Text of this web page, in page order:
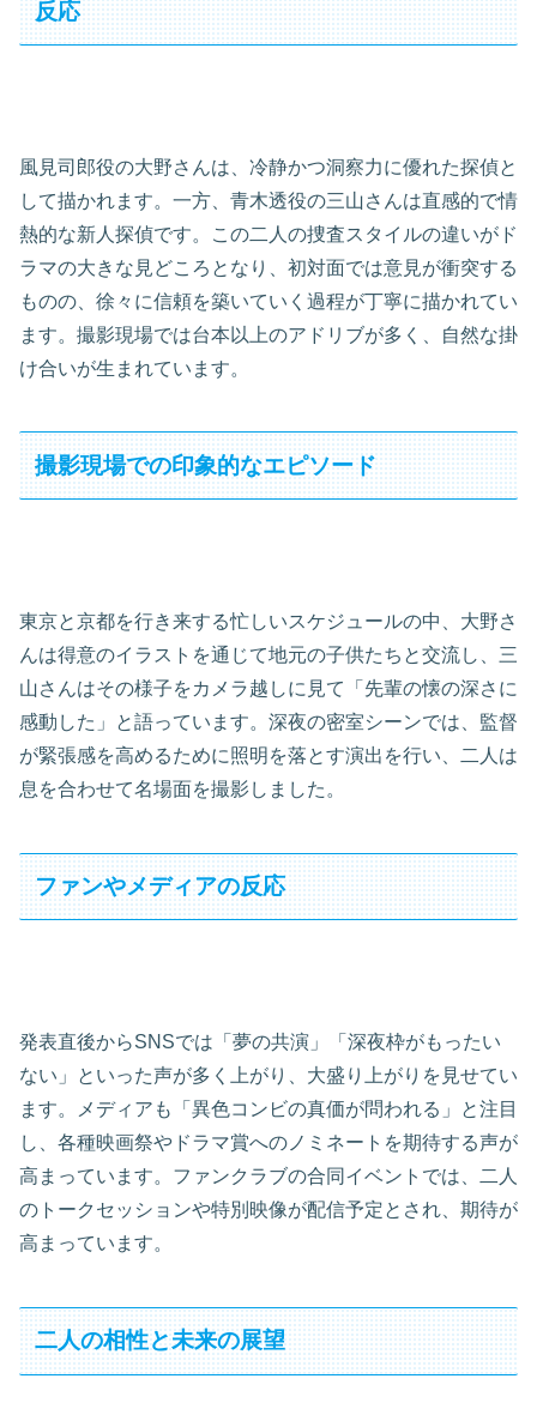
反応
風見司郎役の大野さんは、冷静かつ洞察力に優れた探偵と
して描かれます。一方、青木透役の三山さんは直感的で情
熱的な新人探偵です。この二人の捜査スタイルの違いがド
ラマの大きな見どころとなり、初対面では意見が衝突する
ものの、徐々に信頼を築いていく過程が丁寧に描かれてい
ます。撮影現場では台本以上のアドリブが多く、自然な掛
け合いが生まれています。
撮影現場での印象的なエピソード
東京と京都を行き来する忙しいスケジュールの中、大野さ
んは得意のイラストを通じて地元の子供たちと交流し、三
山さんはその様子をカメラ越しに見て「先輩の懐の深さに
感動した」と語っています。深夜の密室シーンでは、監督
が緊張感を高めるために照明を落とす演出を行い、二人は
息を合わせて名場面を撮影しました。
ファンやメディアの反応
発表直後からSNSでは「夢の共演」「深夜枠がもったい
ない」といった声が多く上がり、大盛り上がりを見せてい
ます。メディアも「異色コンビの真価が問われる」と注目
し、各種映画祭やドラマ賞へのノミネートを期待する声が
高まっています。ファンクラブの合同イベントでは、二人
のトークセッションや特別映像が配信予定とされ、期待が
高まっています。
二人の相性と未来の展望